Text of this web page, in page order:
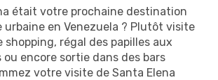
était votre prochaine destination
urbaine en Venezuela ? Plutôt visite
régal des papilles aux
ou encore sortie dans des bars
votre visite de Santa Elena